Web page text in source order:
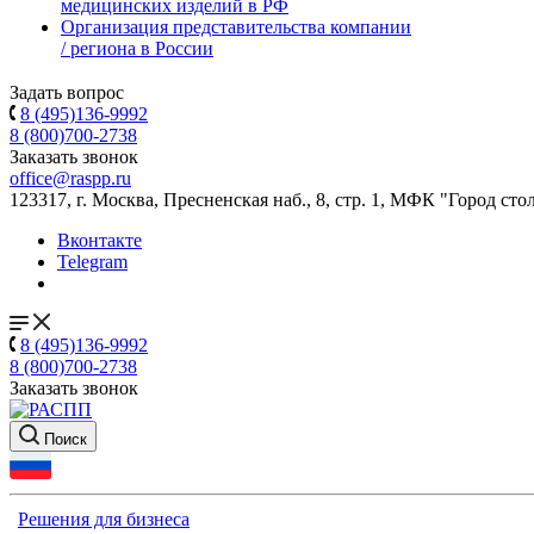
медицинских изделий в РФ
Организация представительства компании
/ региона в России
Задать вопрос
8 (495)136-9992
8 (800)700-2738
Заказать звонок
office@raspp.ru
123317, г. Москва, Пресненская наб., 8, стр. 1, МФК "Город
Вконтакте
Telegram
8 (495)136-9992
8 (800)700-2738
Заказать звонок
Поиск
Решения для бизнеса